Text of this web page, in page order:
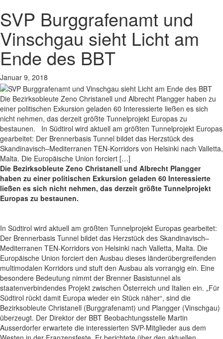
SVP Burggrafenamt und
Vinschgau sieht Licht am
Ende des BBT
Januar 9, 2018
Die Bezirksobleute Zeno Christanell und Albrecht Plangger haben zu
einer politischen Exkursion geladen 60 Interessierte ließen es sich
nicht nehmen, das derzeit größte Tunnelprojekt Europas zu
bestaunen. In Südtirol wird aktuell am größten Tunnelprojekt Europas
gearbeitet: Der Brennerbasis Tunnel bildet das Herzstück des
Skandinavisch–Mediterranen TEN-Korridors von Helsinki nach Valletta,
Malta. Die Europäische Union forciert […]
Die Bezirksobleute Zeno Christanell und Albrecht Plangger
haben zu einer politischen Exkursion geladen 60 Interessierte
ließen es sich nicht nehmen, das derzeit größte Tunnelprojekt
Europas zu bestaunen.
In Südtirol wird aktuell am größten Tunnelprojekt Europas gearbeitet:
Der Brennerbasis Tunnel bildet das Herzstück des Skandinavisch–
Mediterranen TEN-Korridors von Helsinki nach Valletta, Malta. Die
Europäische Union forciert den Ausbau dieses länderübergreifenden
multimodalen Korridors und stuft den Ausbau als vorrangig ein. Eine
besondere Bedeutung nimmt der Brenner Basistunnel als
staatenverbindendes Projekt zwischen Österreich und Italien ein. „Für
Südtirol rückt damit Europa wieder ein Stück näher“, sind die
Bezirksobleute Christanell (Burggrafenamt) und Plangger (Vinschgau)
überzeugt. Der Direktor der BBT Beobachtungsstelle Martin
Ausserdorfer erwartete die interessierten SVP-Mitglieder aus dem